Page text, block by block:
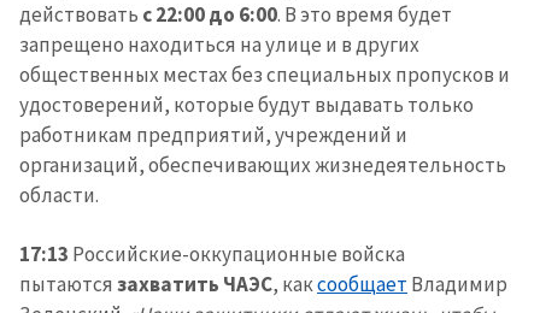
действовать с 22:00 до 6:00. В это время будет
запрещено находиться на улице и в других
общественных местах без специальных пропусков и
удостоверений, которые будут выдавать только
работникам предприятий, учреждений и
организаций, обеспечивающих жизнедеятельность
области.
17:13 Российские-оккупационные войска
пытаются захватить ЧАЭС, каксообщает Владимир